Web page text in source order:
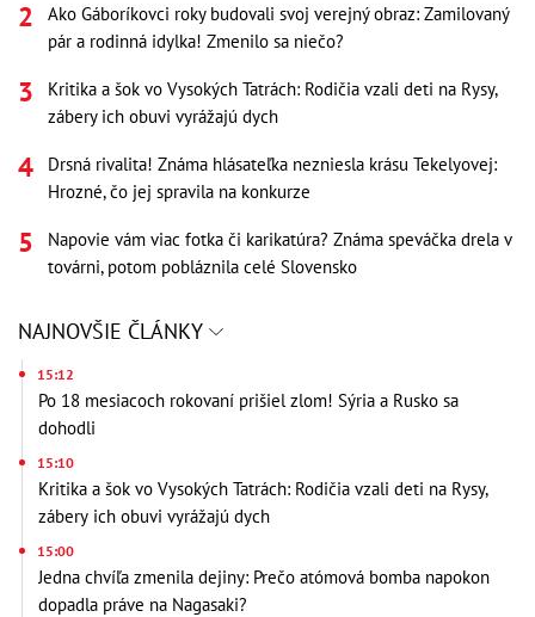
Ako Gáboríkovci roky budovali svoj verejný obraz: Zamilovaný
pár a rodinná idylka! Zmenilo sa niečo?
Kritika a šok vo Vysokých Tatrách: Rodičia vzali deti na Rysy,
zábery ich obuvi vyrážajú dych
Drsná rivalita! Známa hlásateľka nezniesla krásu Tekelyovej:
Hrozné, čo jej spravila na konkurze
Napovie vám viac fotka či karikatúra? Známa speváčka drela v
továrni, potom pobláznila celé Slovensko
NAJNOVŠIE ČLÁNKY
15:12
Po 18 mesiacoch rokovaní prišiel zlom! Sýria a Rusko sa
dohodli
15:10
Kritika a šok vo Vysokých Tatrách: Rodičia vzali deti na Rysy,
zábery ich obuvi vyrážajú dych
15:00
Jedna chvíľa zmenila dejiny: Prečo atómová bomba napokon
dopadla práve na Nagasaki?